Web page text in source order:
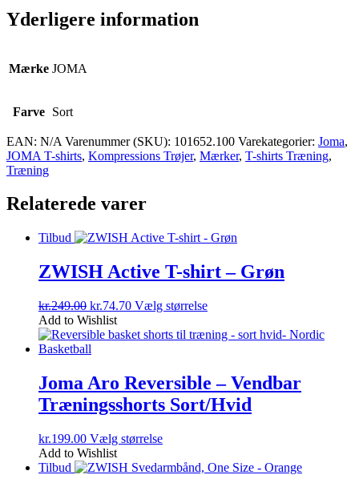
Yderligere information
Mærke JOMA
Farve Sort
EAN: N/A Varenummer (SKU): 101652.100 Varekategorier: Joma,
JOMA T-shirts, Kompressions Trøjer, Mærker, T-shirts Træning,
Træning
Relaterede varer
Tilbud
ZWISH Active T-shirt – Grøn
kr.249.00 Den
oprindelige
pris
var:
kr.74.70Den
pris
Vælg størrelseDette
har
Mulighederne
kan
vælges
Add to Wishlist
Joma Aro Reversible – Vendbar
Træningsshorts Sort/Hvid
kr.199.00 Vælg størrelseDette
har
Add to Wishlist
Tilbud